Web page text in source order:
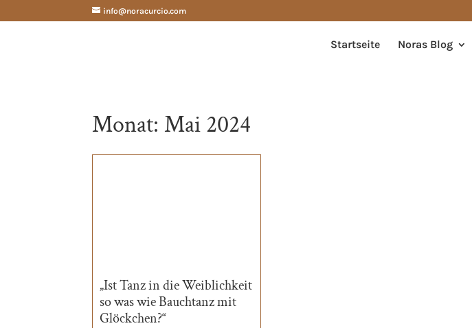
info@noracurcio.com
Startseite Noras Blog
Monat: Mai 2024
„Ist Tanz in die Weiblichkeit
so was wie Bauchtanz mit
Glöckchen?“